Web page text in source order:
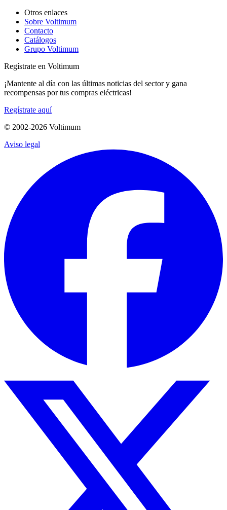
Otros enlaces
Sobre Voltimum
Contacto
Catálogos
Grupo Voltimum
Regístrate en Voltimum
¡Mantente al día con las últimas noticias del sector y gana
recompensas por tus compras eléctricas!
Regístrate aquí
© 2002-2026 Voltimum
Aviso legal